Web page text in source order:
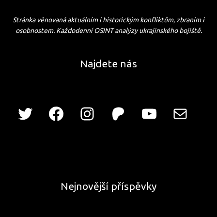
Stránka věnovaná aktuálním i historickým konfliktům, zbraním i
osobnostem. Každodenní OSINT analýzy ukrajinského bojiště.
Najdete nás
Nejnovější příspěvky